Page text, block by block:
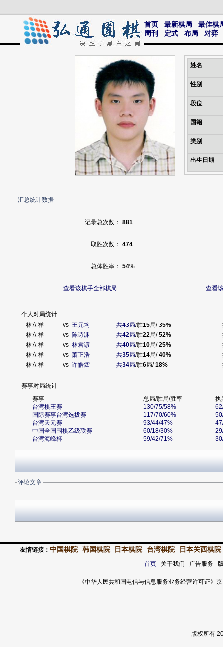
首页 最新棋局
最佳棋
周刊
定式 布局 对弈
姓名
性别
段位
国籍
类别
出生日期
汇总统计数据
记录总次数： 881
取胜次数： 474
总体胜率： 54%
查看该棋手全部棋局 查看
个人对局统计
林立祥
vs 王元均 共43局/胜15局/35%
林立祥
vs 陈诗渊 共42局/胜22局/52%
林立祥
vs 林君谚 共40局/胜10局/25%
林立祥
vs 萧正浩 共35局/胜14局/40%
林立祥
vs 许皓鋐 共34局/胜6局/18%
赛事对局统计
赛事
总局/胜局/胜率
执
台湾棋王赛
130/75/58%
国际赛事台湾选拔赛
117/70/60%
台湾天元赛
93/44/47%
中国全国围棋乙级联赛
60/18/30%
台湾海峰杯
59/42/71%
评论文章
友情链接： 中国棋院 韩国棋院 日本棋院 台湾棋院 日本关西棋院
首页关于我们 广告服务
《中华人民共和国电信与信息服务业务经营许可证
版权所有